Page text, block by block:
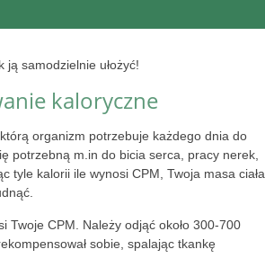
samodzielnie ułożyć!
kaloryczne
organizm potrzebuje każdego dnia do
potrzebną m.in do bicia serca, pracy nerek,
tyle kalorii ile wynosi CPM, Twoja masa ciała
Twoje CPM. Należy odjąć około 300-700
sobie, spalając tkankę